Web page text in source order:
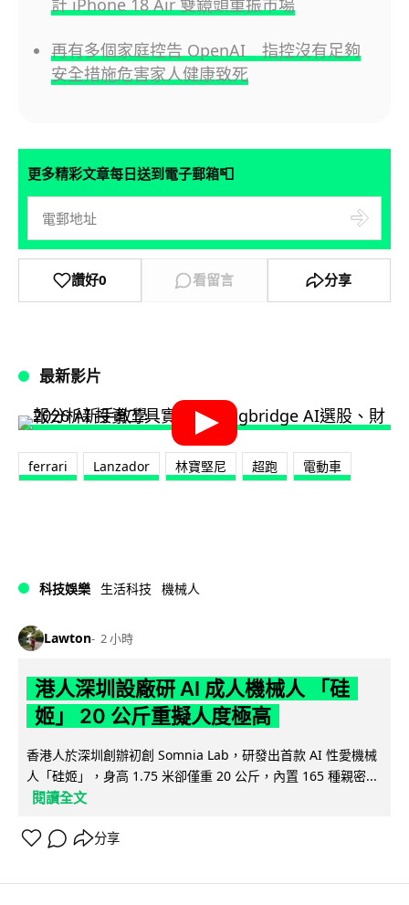
計 iPhone 18 Air 雙鏡頭重振市場
再有多個家庭控告 OpenAI 指控沒有足夠
安全措施危害家人健康致死
更多精彩文章每日送到電子郵箱📮
讚好0 看留言 分享
最新影片
ferrari Lanzador 林寶堅尼 超跑 電動車
科技娛樂 生活科技 機械人
Lawton 2 小時
港人深圳設廠研 AI 成人機械人 「硅
姬」 20 公斤重擬人度極高
香港人於深圳創辦初創 Somnia Lab，研發出首款 AI 性愛機械
人「硅姬」，身高 1.75 米卻僅重 20 公斤，內置 165 種親密...
閱讀全文
分享